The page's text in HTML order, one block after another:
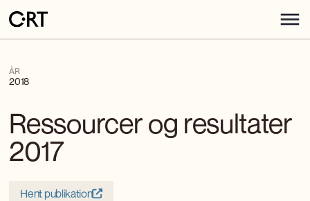
ÅR
2018
Ressourcer og resultater
2017
Hent publikation